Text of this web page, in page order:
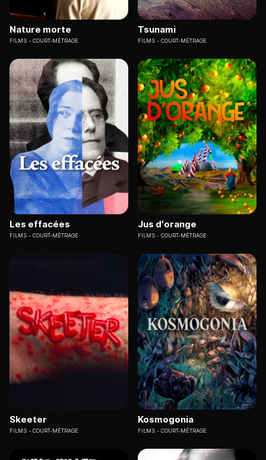
Nature morte
FILMS COURT-MÉTRAGE
Tsunami
FILMS COURT-MÉTRAGE
Les effacées
FILMS COURT-MÉTRAGE
Jus d'orange
FILMS COURT-MÉTRAGE
Skeeter
FILMS COURT-MÉTRAGE
Kosmogonia
FILMS COURT-MÉTRAGE